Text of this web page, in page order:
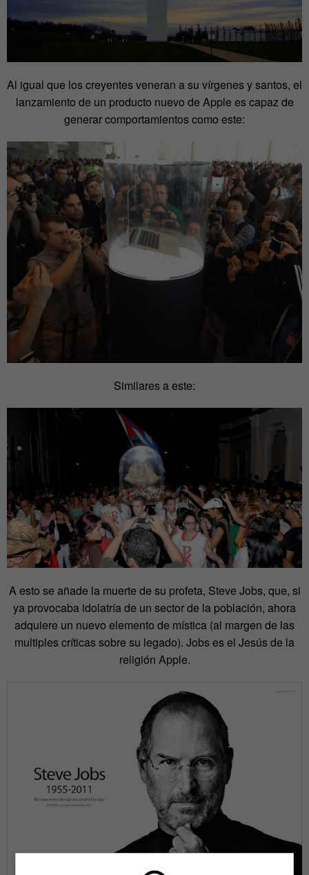
Al igual que los creyentes veneran a su vírgenes y santos, el
lanzamiento de un producto nuevo de Apple es capaz de
generar comportamientos como este:
Similares a este:
A esto se añade la muerte de su profeta, Steve Jobs, que, si
ya provocaba idolatría de un sector de la población, ahora
adquiere un nuevo elemento de mística (al margen de las
multiples críticas sobre su legado). Jobs es el Jesús de la
religión Apple.